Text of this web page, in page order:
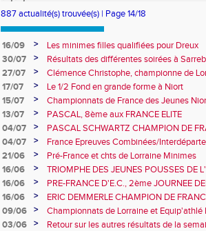
887 actualité(s) trouvée(s) | Page 14/18
16/09 >
Les minimes filles qualifiées pour Dreux
30/07
>
Résultats des différentes soirées à
27/07
>
Clémence Christophe, championne de
17/07
>
Le 1/2 Fond en grande forme à Niort
15/07
>
Championnats de France des Jeunes
13/07
>
PASCAL, 8ème aux FRANCE ELITE
04/07
>
PASCAL SCHWARTZ CHAMPION DE
04/07
>
France Epreuves Combinées/
minimes/Moselle de montagne
21/06 >
Pré-France et chts de Lorraine Minimes
16/06
>
TRIOMPHE DES JEUNES POUSSES DE
16/06
>
PRE-FRANCE D'E.C., 2ème JOURNEE
SOIREE 57 SPRINT/HAIES/RELAIS,
16/06 >
ERIC DEMMERLE CHAMPION DE
09/06
>
Championnats de Lorraine et
03/06
>
Retour sur les autres résultats de la